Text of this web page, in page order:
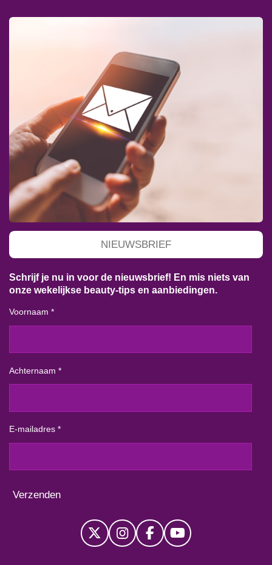
NIEUWSBRIEF
Schrijf je nu in voor de nieuwsbrief! En mis niets van
onze wekelijkse beauty-tips en aanbiedingen.
Voornaam *
Achternaam *
E-mailadres *
Verzenden
X
I
n
F
a
Y
o